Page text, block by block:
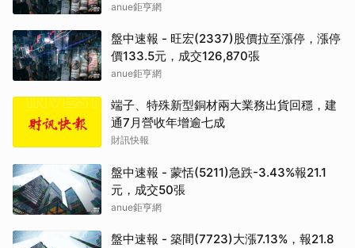
anue鉅亨網
盤中速報 - 旺宏(2337)股價拉至漲停，漲停
價133.5元，成交126,870張
anue鉅亨網
端子、特殊新型銅材兩大業務出貨回穩，建
通7月營收年增逾七成
財訊快報
盤中速報 - 蒙恬(5211)急跌-3.43%報21.1
元，成交50張
anue鉅亨網
盤中速報 - 築間(7723)大漲7.13%，報21.8